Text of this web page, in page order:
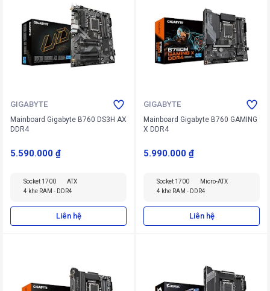
GIGABYTE
Mainboard Gigabyte B760 DS3H AX
DDR4
5.590.000 ₫
Socket 1700
ATX
4 khe RAM - DDR4
Liên hệ
GIGABYTE
Mainboard Gigabyte B760 GAMING
X DDR4
5.990.000 ₫
Socket 1700
Micro-ATX
4 khe RAM - DDR4
Liên hệ